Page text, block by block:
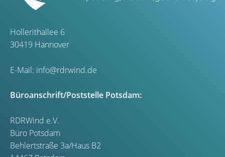
Hollerithallee 6
30419 Hannover
E-Mail: info@rdrwind.de
Büroanschrift/Poststelle Potsdam:
RDRWind e.V.
Büro Potsdam
Behlertstraße 3a/Haus B2